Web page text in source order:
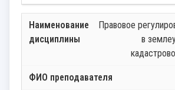
Правовое
в